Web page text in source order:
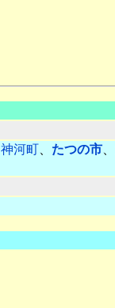
神河町、 たつの市、